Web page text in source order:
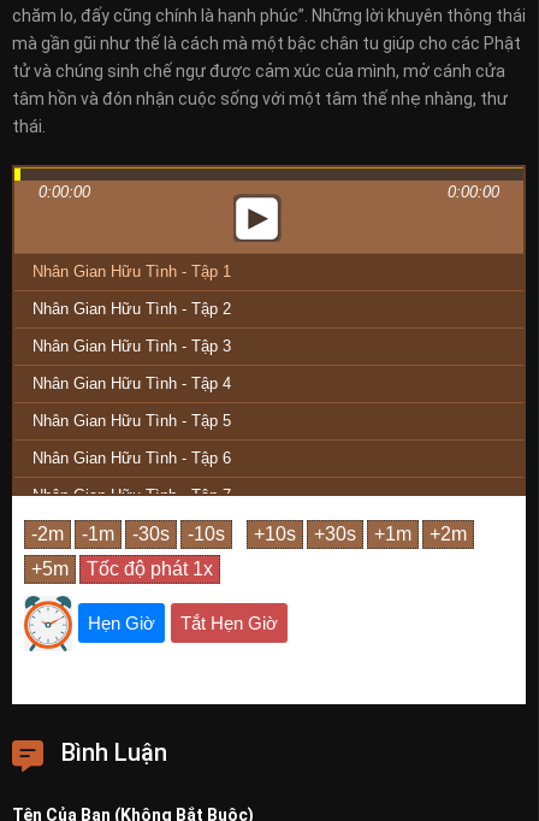
chăm lo, đấy cũng chính là hạnh phúc”. Những lời khuyên thông thái
mà gần gũi như thế là cách mà một bậc chân tu giúp cho các Phật
tử và chúng sinh chế ngự được cảm xúc của mình, mở cánh cửa
tâm hồn và đón nhận cuộc sống với một tâm thế nhẹ nhàng, thư
thái.
0:00:00 0:00:00
Nhân Gian Hữu Tình - Tập 1
Nhân Gian Hữu Tình - Tập 2
Nhân Gian Hữu Tình - Tập 3
Nhân Gian Hữu Tình - Tập 4
Nhân Gian Hữu Tình - Tập 5
Nhân Gian Hữu Tình - Tập 6
Nhân Gian Hữu Tình - Tập 7
Nhân Gian Hữu Tình - Tập 8
Nhân Gian Hữu Tình - Tập 9 (Hết)
Hẹn Giờ Tắt Hẹn Giờ
Bình Luận
Tên Của Bạn (Không Bắt Buộc)